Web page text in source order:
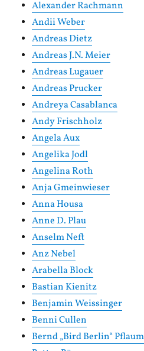
Alexander Rachmann
Andii Weber
Andreas Dietz
Andreas J.N. Meier
Andreas Lugauer
Andreas Prucker
Andreya Casablanca
Andy Frischholz
Angela Aux
Angelika Jodl
Angelina Roth
Anja Gmeinwieser
Anna Housa
Anne D. Plau
Anselm Neft
Anz Nebel
Arabella Block
Bastian Kienitz
Benjamin Weissinger
Benni Cullen
Bernd „Bird Berlin“ Pflaum